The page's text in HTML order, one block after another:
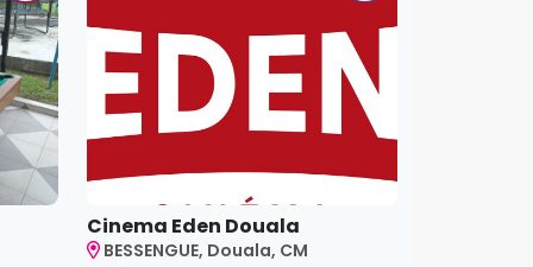
Cinema Eden Douala
BESSENGUE, Douala, CM